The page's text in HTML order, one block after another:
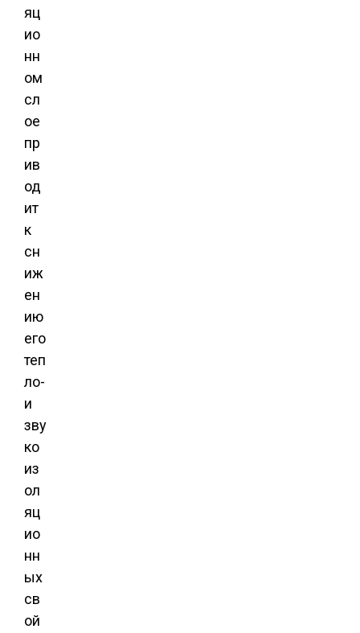
яц
ио
нн
ом
сл
ое
пр
ив
од
ит
к
сн
иж
ен
ию
его
теп
ло-
и
зву
ко
из
ол
яц
ио
нн
ых
св
ой